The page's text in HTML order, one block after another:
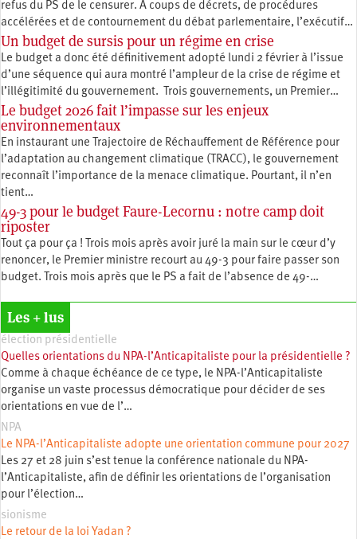
refus du PS de le censurer. À coups de décrets, de procédures
accélérées et de contournement du débat parlementaire, l’exécutif…
Un budget de sursis pour un régime en crise
Le budget a donc été définitivement adopté lundi 2 février à l’issue
d’une séquence qui aura montré l’ampleur de la crise de régime et
l’illégitimité du gouvernement. Trois gouvernements, un Premier…
Le budget 2026 fait l’impasse sur les enjeux
environnementaux
En instaurant une Trajectoire de Réchauffement de Référence pour
l’adaptation au changement climatique (TRACC), le gouvernement
reconnaît l’importance de la menace climatique. Pourtant, il n’en
tient…
49-3 pour le budget Faure-Lecornu : notre camp doit
riposter
Tout ça pour ça ! Trois mois après avoir juré la main sur le cœur d’y
renoncer, le Premier ministre recourt au 49-3 pour faire passer son
budget. Trois mois après que le PS a fait de l’absence de 49-…
Les + lus
élection présidentielle
Quelles orientations du NPA-l’Anticapitaliste pour la présidentielle ?
Comme à chaque échéance de ce type, le NPA-l’Anticapitaliste
organise un vaste processus démocratique pour décider de ses
orientations en vue de l’…
NPA
Le NPA-l’Anticapitaliste adopte une orientation commune pour 2027
Les 27 et 28 juin s’est tenue la conférence nationale du NPA-
l’Anticapitaliste, afin de définir les orientations de l’organisation
pour l’élection…
sionisme
Le retour de la loi Yadan ?